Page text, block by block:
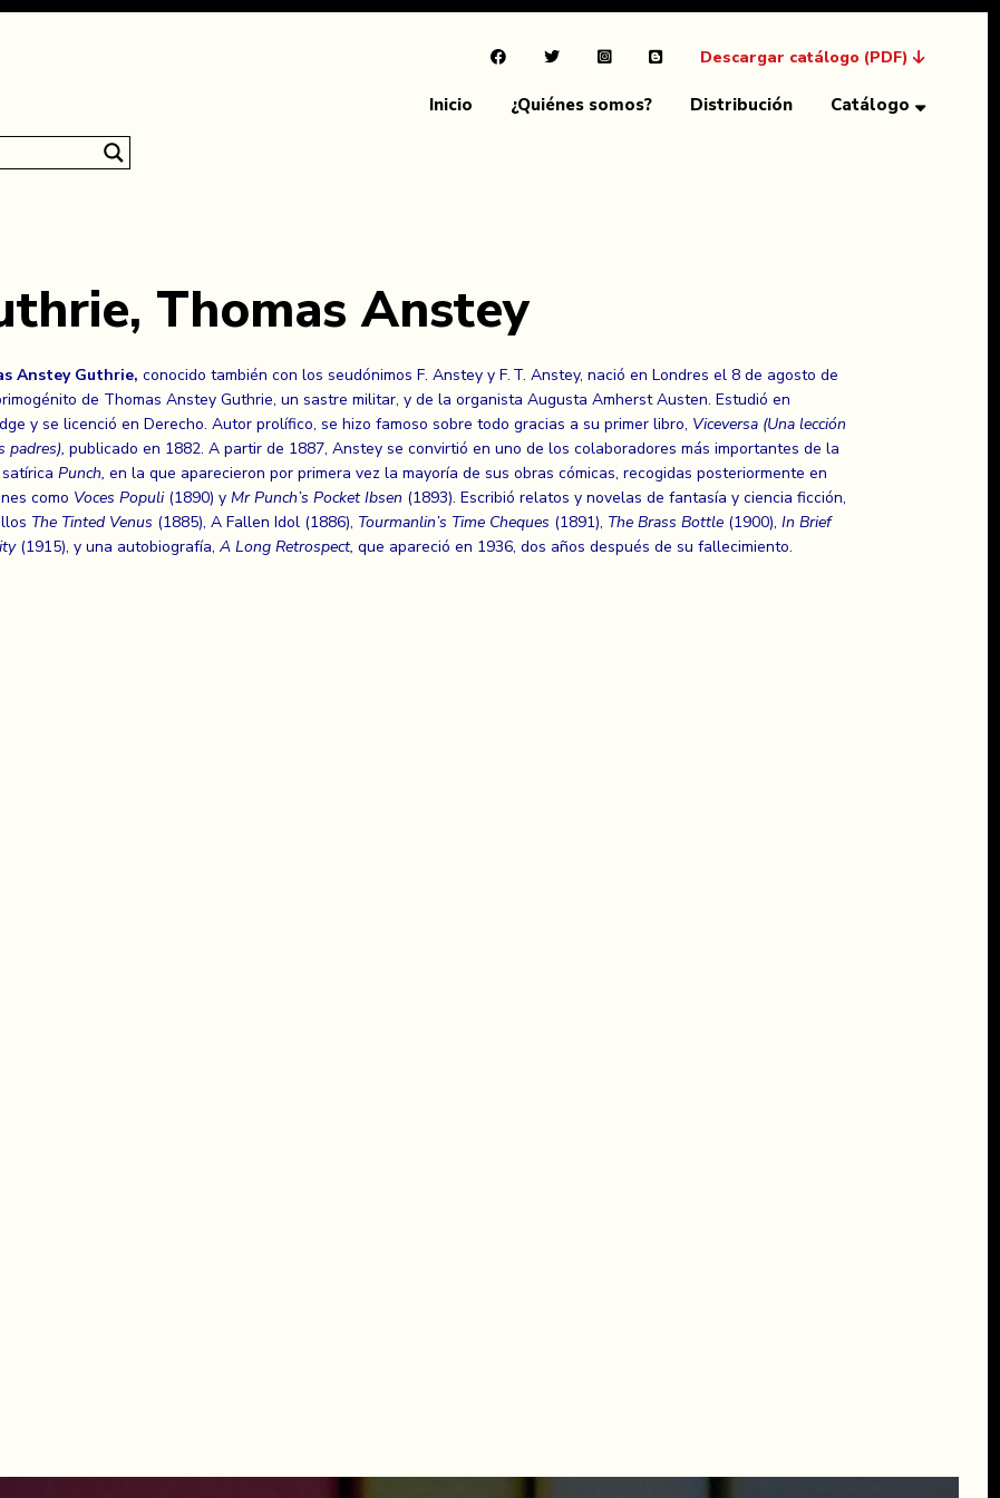
Descargar catálogo (PDF)
Inicio ¿Quiénes somos? Distribución Catálogo
Thomas Anstey
Anstey Guthrie, conocido también con los seudónimos F. Anstey y F. T. Anstey, nació en Londres el 8 de agosto de
de Thomas Anstey Guthrie, un sastre militar, y de la organista Augusta Amherst Austen. Estudió en
y se licenció en Derecho. Autor prolífico, se hizo famoso sobre todo gracias a su primer libro, Viceversa (Una lección
padres), publicado en 1882. A partir de 1887, Anstey se convirtió en uno de los colaboradores más importantes de la
Punch, en la que aparecieron por primera vez la mayoría de sus obras cómicas, recogidas posteriormente en
como Voces Populi(1890) y Mr Punch’s Pocket Ibsen (1893). Escribió relatos y novelas de fantasía y ciencia ficción,
The Tinted Venus (1885), A Fallen Idol (1886), Tourmanlin’s Time Cheques (1891), The Brass Bottle (1900), In Brief
(1915), y una autobiografía, A Long Retrospect, que apareció en 1936, dos años después de su fallecimiento.